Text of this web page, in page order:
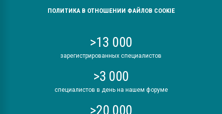
ПОЛИТИКА В ОТНОШЕНИИ ФАЙЛОВ COOKIE
>13 000
зарегистрированных специалистов
>3 000
специалистов в день на нашем форуме
>20 000